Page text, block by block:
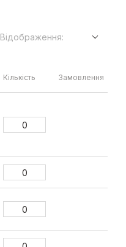
Відображення:
Кількість Замовлення